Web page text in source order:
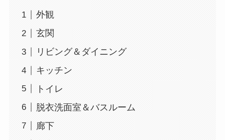
外観
玄関
リビング＆ダイニング
キッチン
トイレ
脱衣洗面室＆バスルーム
廊下